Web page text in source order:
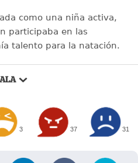
como una niña activa,
participaba en las
talento para la natación.
3 37 31